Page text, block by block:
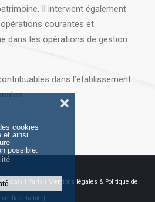
cookies
et ainsi
possible.
❌
Il intervient également
courantes et
dans les opérations de gestion
dans l’établissement
| Paris | Mentions légales & Politique de
confidentialité |